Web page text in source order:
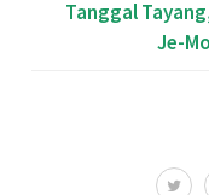
Tanggal
Je-